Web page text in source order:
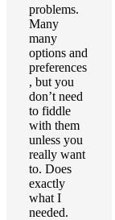
problems.
Many
many
options and
preferences
, but you
don’t need
to fiddle
with them
unless you
really want
to. Does
exactly
what I
needed.